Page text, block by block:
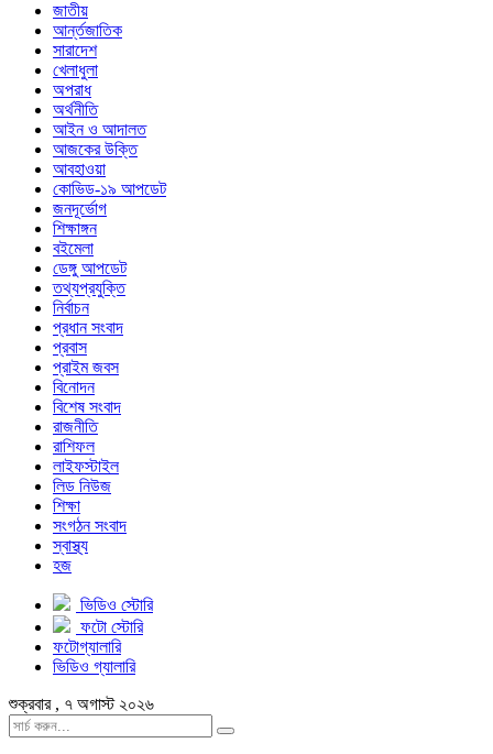
জাতীয়
আর্ন্তজাতিক
সারাদেশ
খেলাধুলা
অপরাধ
অর্থনীতি
আইন ও আদালত
আজকের উক্তি
আবহাওয়া
কোভিড-১৯ আপডেট
জনদূর্ভোগ
শিক্ষাঙ্গন
বইমেলা
ডেঙ্গু আপডেট
তথ্যপ্রযুক্তি
নির্বাচন
প্রধান সংবাদ
প্রবাস
প্রাইম জবস
বিনোদন
বিশেষ সংবাদ
রাজনীতি
রাশিফল
লাইফস্টাইল
লিড নিউজ
শিক্ষা
সংগঠন সংবাদ
স্বাস্থ্য
হজ
ভিডিও স্টোরি
ফটো স্টোরি
ফটোগ্যালারি
ভিডিও গ্যালারি
শুক্রবার , ৭ অগাস্ট ২০২৬